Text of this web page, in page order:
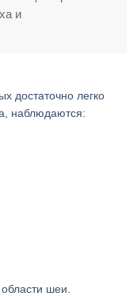
и
достаточно легко
наблюдаются:
шеи.